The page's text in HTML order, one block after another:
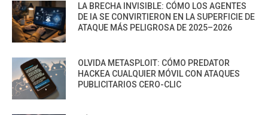
LA BRECHA INVISIBLE: CÓMO LOS AGENTES
DE IA SE CONVIRTIERON EN LA SUPERFICIE DE
ATAQUE MÁS PELIGROSA DE 2025–2026
OLVIDA METASPLOIT: CÓMO PREDATOR
HACKEA CUALQUIER MÓVIL CON ATAQUES
PUBLICITARIOS CERO-CLIC